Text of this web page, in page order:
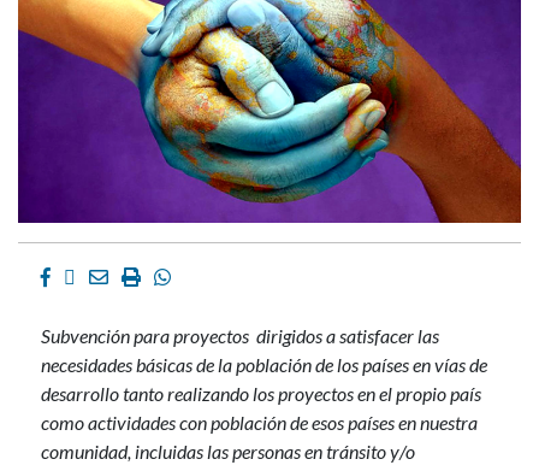
Facebook
Twitter
EmailImprimirWhatsapp
Subvención para proyectos dirigidos a satisfacer las
necesidades básicas de la población de los países en vías de
desarrollo tanto realizando los proyectos en el propio país
como actividades con población de esos países en nuestra
comunidad, incluidas las personas en tránsito y/o